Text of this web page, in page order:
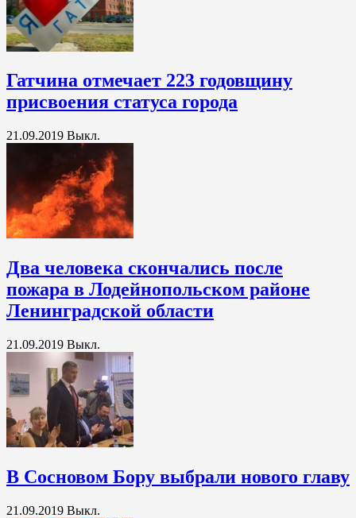
Гатчина отмечает 223 годовщину
присвоения статуса города
21.09.2019 Выкл.
Два человека скончались после
пожара в Лодейнопольском районе
Ленинградской области
21.09.2019 Выкл.
В Сосновом Бору выбрали нового главу
21.09.2019 Выкл.